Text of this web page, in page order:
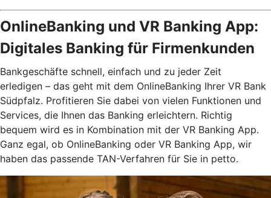
OnlineBanking und VR Banking App:
Digitales Banking für Firmenkunden
Bankgeschäfte schnell, einfach und zu jeder Zeit
erledigen – das geht mit dem OnlineBanking Ihrer VR Bank
Südpfalz. Profitieren Sie dabei von vielen Funktionen und
Services, die Ihnen das Banking erleichtern. Richtig
bequem wird es in Kombination mit der VR Banking App.
Ganz egal, ob OnlineBanking oder VR Banking App, wir
haben das passende TAN-Verfahren für Sie in petto.